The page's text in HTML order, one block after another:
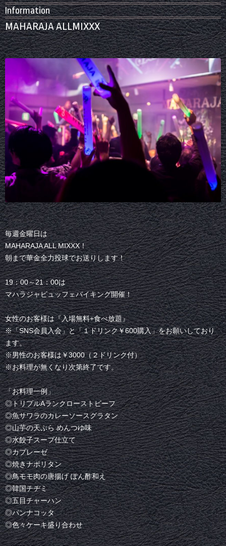
Information
MAHARAJA ALLMIXXX
毎週金曜日は
MAHARAJA ALL MIXXX！
朝まで華金全力投球でお送りします！
19：00～21：00は
マハラジャビュッフェバイキング開催！
女性のお客様は『入場無料+食べ放題』
※「SNS会員入会」と「１ドリンク￥600購入」をお願いしており
ます。
※男性のお客様は￥3000（２ドリンク付）
※お料理が無くなり次第終了です。
「お料理一例」
◎トリプルAランクローストビーフ
◎魚サワラのカレーソースグラタン
◎山芋の天ぷら めんつゆ味
◎水餃子スープ仕立て
◎カプレーゼ
◎焼きナポリタン
◎鳥モモ肉の唐揚げ ぽん酢和え
◎韓国チヂミ
◎五目チャーハン
◎パンナコッタ
◎色々ケーキ盛り合わせ